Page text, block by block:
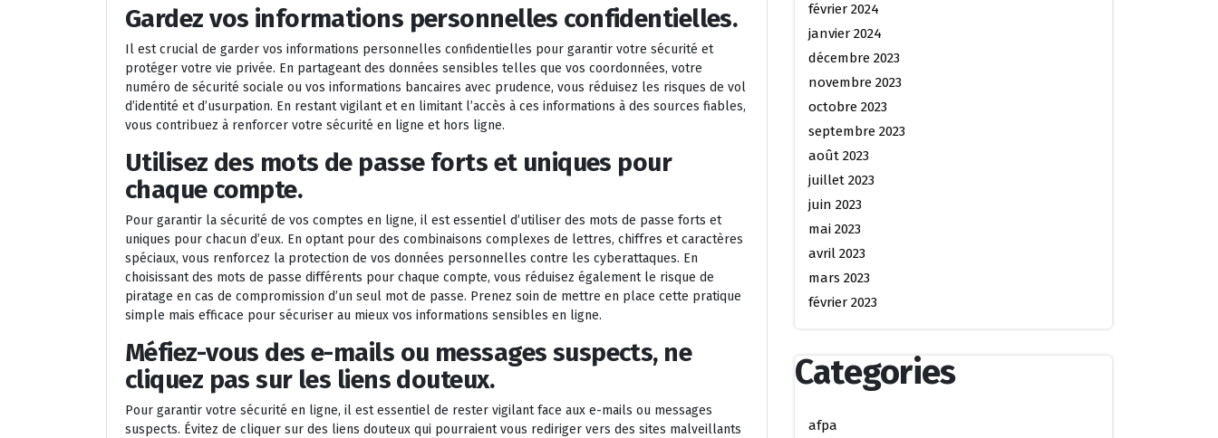
Gardez vos informations personnelles confidentielles.
Il est crucial de garder vos informations personnelles confidentielles pour garantir votre sécurité et
protéger votre vie privée. En partageant des données sensibles telles que vos coordonnées, votre
numéro de sécurité sociale ou vos informations bancaires avec prudence, vous réduisez les risques de vol
d’identité et d’usurpation. En restant vigilant et en limitant l’accès à ces informations à des sources fiables,
vous contribuez à renforcer votre sécurité en ligne et hors ligne.
Utilisez des mots de passe forts et uniques pour
chaque compte.
Pour garantir la sécurité de vos comptes en ligne, il est essentiel d’utiliser des mots de passe forts et
uniques pour chacun d’eux. En optant pour des combinaisons complexes de lettres, chiffres et caractères
spéciaux, vous renforcez la protection de vos données personnelles contre les cyberattaques. En
choisissant des mots de passe différents pour chaque compte, vous réduisez également le risque de
piratage en cas de compromission d’un seul mot de passe. Prenez soin de mettre en place cette pratique
simple mais efficace pour sécuriser au mieux vos informations sensibles en ligne.
Méfiez-vous des e-mails ou messages suspects, ne
cliquez pas sur les liens douteux.
Pour garantir votre sécurité en ligne, il est essentiel de rester vigilant face aux e-mails ou messages
suspects. Évitez de cliquer sur des liens douteux qui pourraient vous rediriger vers des sites malveillants
février 2024
janvier 2024
décembre 2023
novembre 2023
octobre 2023
septembre 2023
août 2023
juillet 2023
juin 2023
mai 2023
avril 2023
mars 2023
février 2023
Categories
afpa